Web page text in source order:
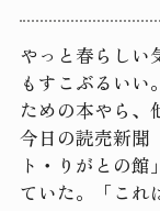
やっと春らしい
もすこぶるいい
ための本やら、
今日の読売新聞
ト・りがとの
ていた。「これ